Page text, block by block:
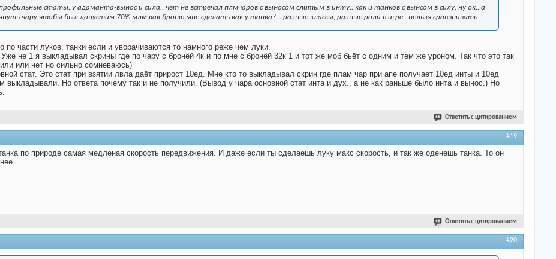
статы..у адаманта-вынос и сила.. чет не встречал плмчаров с выносом слитым в инту.. как и танков с вынсом в силу. ну ок.. а
чару чтобы был допустим 70% млм как броню мне сделать как у танка? .. разные классы, разные роли в игре.. нельзя сраввнивать
по части луков. танки если и уворачиваются то намного реже чем луки.
не 1 я выкладывал скрины где по чару с бронёй 4к и по мне с бронёй 32к 1 и тот же моб бьёт с одним и тем же уроном. Так что это так
или нет но сильно сомневаюсь)
стат. Это стат при взятии лвла даёт прирост 10ед. Мне кто то выкладывал скрин где плам чар при апе получает 10ед инты и 10ед
выкладывали. Но ответа почему так и не получили. (Вывод у чара основной стат инта и дух., а не как раньше было инта и вынос.) Но
Ответить с цитированием
#19
по природе самая медленая скорость передвижения. И даже если ты сделаешь луку макс скорость, и так же оденешь танка. То он
Ответить с цитированием
#20